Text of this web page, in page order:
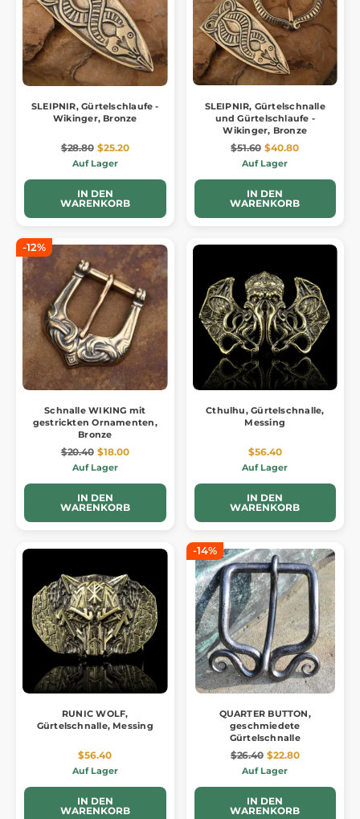
SLEIPNIR, Gürtelschlaufe -
Wikinger, Bronze
$28.80 $25.20
Auf Lager
IN DEN
WARENKORB
SLEIPNIR, Gürtelschnalle
und Gürtelschlaufe -
Wikinger, Bronze
$51.60 $40.80
Auf Lager
IN DEN
WARENKORB
-12%
Schnalle WIKING mit
gestrickten Ornamenten,
Bronze
$20.40 $18.00
Auf Lager
IN DEN
WARENKORB
Cthulhu, Gürtelschnalle,
Messing
$56.40
Auf Lager
IN DEN
WARENKORB
RUNIC WOLF,
Gürtelschnalle, Messing
$56.40
Auf Lager
IN DEN
WARENKORB
-14%
QUARTER BUTTON,
geschmiedete
Gürtelschnalle
$26.40 $22.80
Auf Lager
IN DEN
WARENKORB